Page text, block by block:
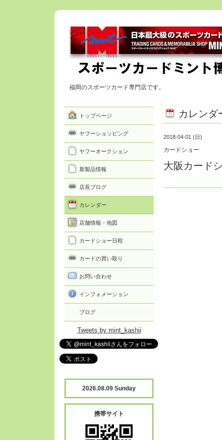
福岡のスポーツカード専門店です。
カレンダ
2018-04-01 (日)
カードショー
大阪カード
トップページ
ヤフーショッピング
ヤフーオークション
新製品情報
店長ブログ
カレンダー
店舗情報・地図
カードショー日程
カードの買い取り
お問い合わせ
インフォメーション
ブログ
Tweets by mint_kashii
2026.08.09 Sunday
携帯サイト